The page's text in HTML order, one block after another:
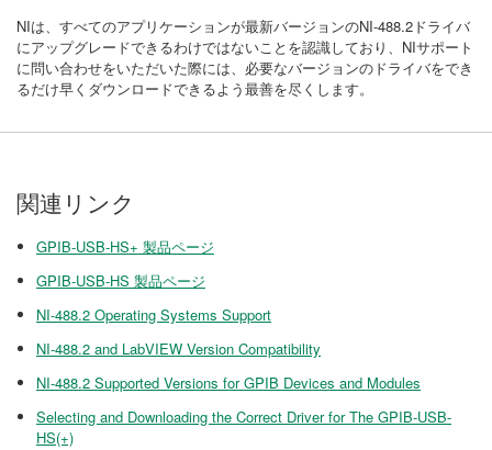
NIは、すべてのアプリケーションが最新バージョンのNI-488.2ドライバ
にアップグレードできるわけではないことを認識しており、NIサポート
に問い合わせをいただいた際には、必要なバージョンのドライバをでき
るだけ早くダウンロードできるよう最善を尽くします。
関連リンク
GPIB-USB-HS+ 製品ページ
GPIB-USB-HS 製品ページ
NI-488.2 Operating Systems Support
NI-488.2 and LabVIEW Version Compatibility
NI-488.2 Supported Versions for GPIB Devices and Modules
Selecting and Downloading the Correct Driver for The GPIB-USB-
HS(+)